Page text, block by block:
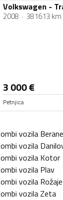
Volkswagen -
2008 381613 km
3 000€
Petnjica
vozila Berane
vozila
vozila Kotor
vozila Plav
vozila Rožaje
vozilaZeta